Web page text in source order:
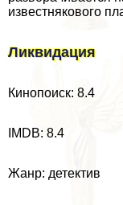
известнякового
Ликвидация
Кинопоиск: 8.4
IMDB: 8.4
Жанр: детектив